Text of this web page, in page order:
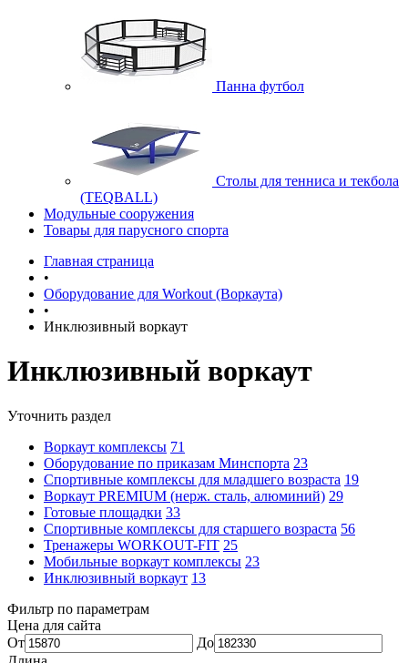
Панна футбол
Cтолы для тенниса и текбола
(TEQBALL)
Модульные сооружения
Товары для парусного спорта
Главная страница
•
Оборудование для Workout (Воркаута)
•
Инклюзивный воркаут
Инклюзивный воркаут
Уточнить раздел
Воркаут комплексы 71
Оборудование по приказам Минспорта 23
Спортивные комплексы для младшего возраста 19
Воркаут PREMIUM (нерж. сталь, алюминий) 29
Готовые площадки 33
Спортивные комплексы для старшего возраста 56
Тренажеры WORKOUT-FIT 25
Мобильные воркаут комплексы 23
Инклюзивный воркаут 13
Фильтр по параметрам
Цена для сайта
От
До